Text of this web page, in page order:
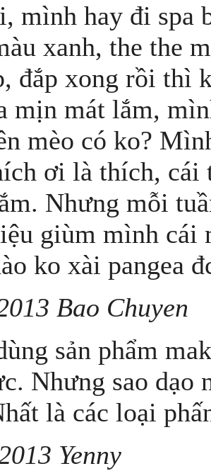
mình hay đi spa
xanh, the the
đắp xong rồi thì
mịn mát lắm,
mèo có ko?
ơi là thích, cái
Nhưng mỗi
giùm mình cái
ko xài pangea
Bao Chuyen
sản phẩm
Nhưng sao dạo
là các loại
Yenny